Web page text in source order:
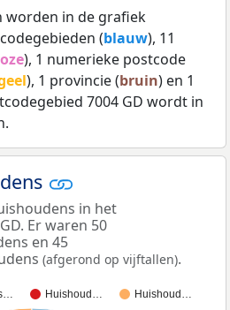
worden in de grafiek
(blauw), 11
), 1 numerieke postcode
), 1 provincie (bruin) en 1
7004 GD wordt in
in het
Er waren 50
en 45
(afgerond op vijftallen).
Huishoud… Huishoud…